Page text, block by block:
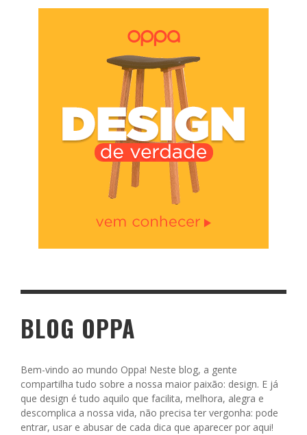
BLOG OPPA
Bem-vindo ao mundo Oppa! Neste blog, a gente
compartilha tudo sobre a nossa maior paixão: design. E já
que design é tudo aquilo que facilita, melhora, alegra e
descomplica a nossa vida, não precisa ter vergonha: pode
entrar, usar e abusar de cada dica que aparecer por aqui!